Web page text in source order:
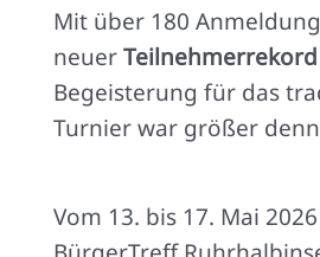
Mit über 180
neuerTeilnehmerrekord
Begeisterung für das
Turnier war größer
Vom 13. bis 17. Mai